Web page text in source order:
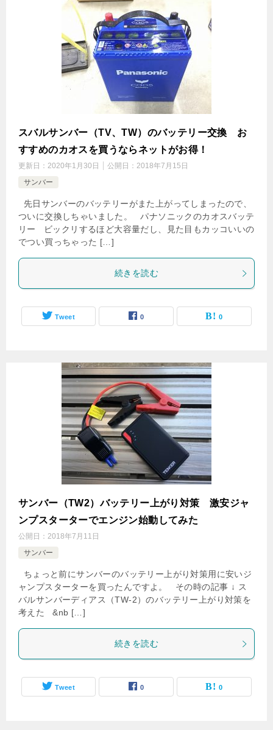
スバルサンバー（TV、TW）のバッテリー交換 お
すすめのカオスを買うならネットがお得！
更新日： 2020年1月30日 公開日： 2018年7月15日
サンバー
先日サンバーのバッテリーがまた上がってしまったので、
ついに交換しちゃいました。 パナソニックのカオスバッテ
リー ビックリするほど大容量だし、見た目もカッコいいの
でつい買っちゃった […]
続きを読む
Tweet 0 0
サンバー（TW2）バッテリー上がり対策 激安ジャ
ンプスターターでエンジン始動してみた
公開日： 2018年7月11日
サンバー
ちょっと前にサンバーのバッテリー上がり対策用に安いジ
ャンプスターターを買ったんですよ。 その時の記事 ↓ ス
バルサンバーディアス（TW-2）のバッテリー上がり対策を
考えた &nb […]
続きを読む
Tweet 0 0